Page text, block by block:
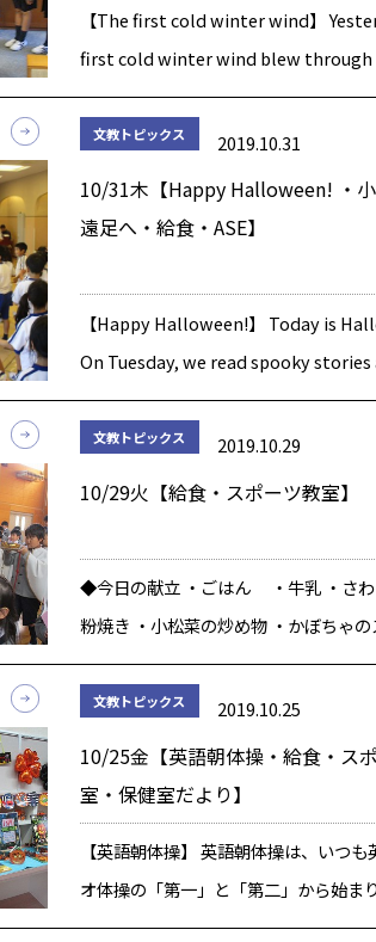
【The first cold winter wind】
first cold winter wind blew through
The mornings are getting […]
文教トピックス 2019.10.31
10/31木【Happy Halloween! ・
遠足へ・給食・ASE】
【Happy Halloween!】 Today is
On Tuesday, we read spooky
Jack-o-lanterns, haunted house […]
文教トピックス 2019.10.29
10/29火【給食・スポーツ教室】
◆今日の献立 ・ごはん ・牛乳 ・さわ
粉焼き ・小松菜の炒め物 ・かぼちゃ
かぼちゃは、ビタミンACE(エース)を
む食品です。ビタミンACEとは、ビタミ
文教トピックス 2019.10.25
10/25金【英語朝体操・給食・ス
室・保健室だより】
【英語朝体操】 英語朝体操は、いつも
オ体操の「第一」と「第二」から始ま
写真は、ストレッチを意識して「ラジ